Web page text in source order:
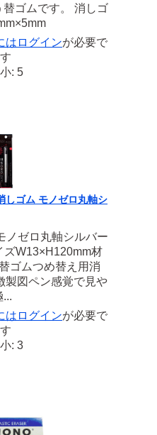
ゴムです。 消しゴ
は ログインが必要で
す
: 5
しゴム モノゼロ丸軸シ
ノゼロ丸軸シルバー
ズW13×H120mm材
ゴムつめ替え用消
製図ペン感覚で見や
...
は ログインが必要で
す
: 3